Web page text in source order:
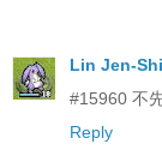
Lin Jen-
#15960 不
Reply